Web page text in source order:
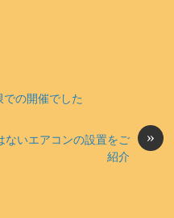
の開催でした
»
ないエアコンの設置をご
紹介